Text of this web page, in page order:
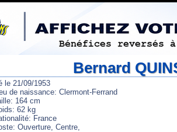
Bernard
le 21/09/1953
de naissance: Clermont-Ferrand
164 cm
62 kg
France
Ouverture, Centre,